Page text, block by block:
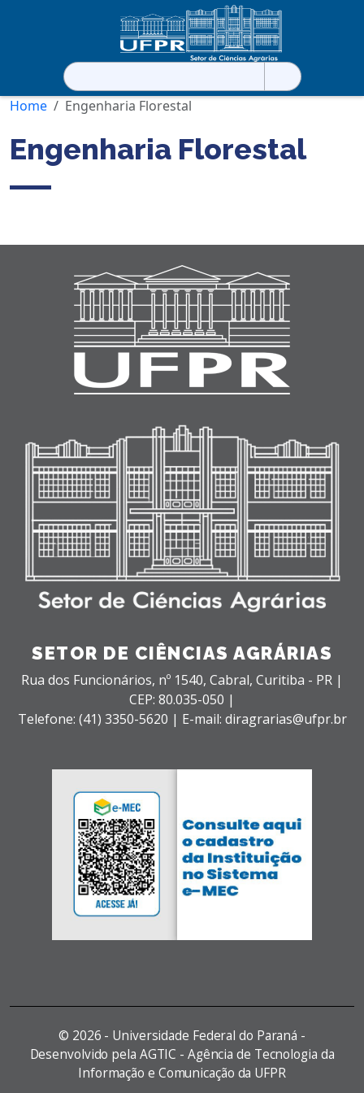
Pesquisar
por:
Home
Engenharia Florestal
Engenharia Florestal
SETOR DE CIÊNCIAS AGRÁRIAS
Rua dos Funcionários, nº 1540, Cabral, Curitiba - PR |
CEP: 80.035-050 |
Telefone: (41) 3350-5620 | E-mail: diragrarias@ufpr.br
© 2026 - Universidade Federal do Paraná -
Desenvolvido pela AGTIC - Agência de Tecnologia da
Informação e Comunicação da UFPR